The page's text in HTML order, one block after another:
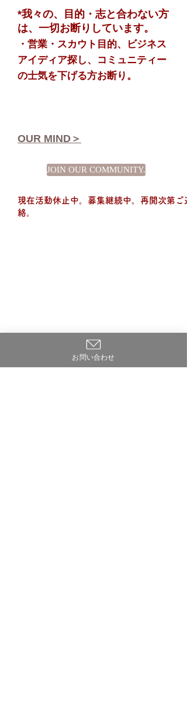
*我々の、目的・志と合わない方
は、一切お断りしています。
・営業・スカウト目的、ビジネス
アイディア探し、
コミュニティー
の士気を下げる方お断り。
OUR MIND＞
JOIN OUR COMMUNITY.
現在活動休止中。募集継続中。再開次第ご
絡。
お問い合わせ